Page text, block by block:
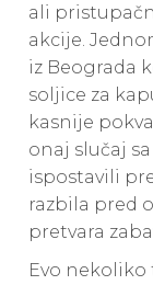
ali
akcije.
iz Beograda
soljice za
kasnije
onaj slučaj
ispostavili
razbila pred
pretvara
Evo